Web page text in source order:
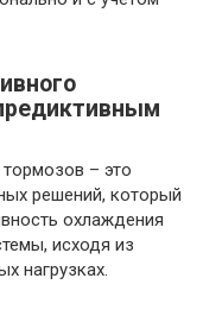
– это
решений, который
охлаждения
исходя из
нагрузках.